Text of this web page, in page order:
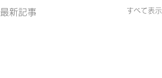
最新記事 すべて表示